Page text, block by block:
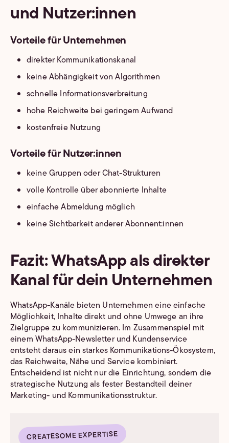
und Nutzer:innen
Vorteile für Unternehmen
direkter Kommunikationskanal
keine Abhängigkeit von Algorithmen
schnelle Informationsverbreitung
hohe Reichweite bei geringem Aufwand
kostenfreie Nutzung
Vorteile für Nutzer:innen
keine Gruppen oder Chat-Strukturen
volle Kontrolle über abonnierte Inhalte
einfache Abmeldung möglich
keine Sichtbarkeit anderer Abonnent:innen
Fazit: WhatsApp als direkter
Kanal für dein Unternehmen
WhatsApp-Kanäle bieten Unternehmen eine einfache
Möglichkeit, Inhalte direkt und ohne Umwege an ihre
Zielgruppe zu kommunizieren. Im Zusammenspiel mit
einem WhatsApp-Newsletter und Kundenservice
entsteht daraus ein starkes Kommunikations-Ökosystem,
das Reichweite, Nähe und Service kombiniert.
Entscheidend ist nicht nur die Einrichtung, sondern die
strategische Nutzung als fester Bestandteil deiner
Marketing- und Kommunikationsstruktur.
CREATESOME EXPERTISE